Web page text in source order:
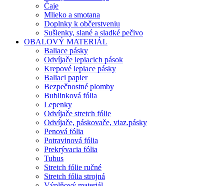
Čaje
Mlieko a smotana
Doplnky k občerstveniu
Sušienky, slané a sladké pečivo
OBALOVÝ MATERIÁL
Baliace pásky
Odvíjače lepiacich pások
Krepové lepiace pásky
Baliaci papier
Bezpečnostné plomby
Bublinková fólia
Lepenky
Odvíjače stretch fólie
Odvíjače, páskovače, viaz.pásky
Penová fólia
Potravinová fólia
Prekrývacia fólia
Tubus
Stretch fólie ručné
Stretch fólia strojná